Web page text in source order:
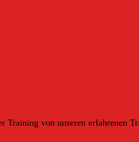
von unseren erfahrenen